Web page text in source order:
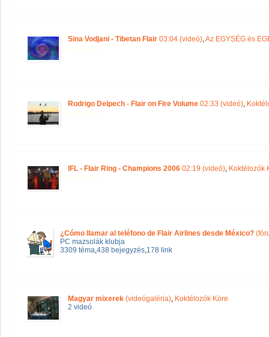
Sina Vodjani - Tibetan Flair 03:04 (videó),Az EGYSÉG és
Rodrigo Delpech - Flair on Fire Volume 02:33 (videó),
IFL - Flair Ring - Champions 2006 02:19 (videó), Koktélozók
¿Cómo llamar al teléfono de Flair Airlines desde México?
PC mazsolák klubja
3309 téma,438 bejegyzés,178 link
Magyar mixerek (videógaléria), Koktélozók Köre
2 videó